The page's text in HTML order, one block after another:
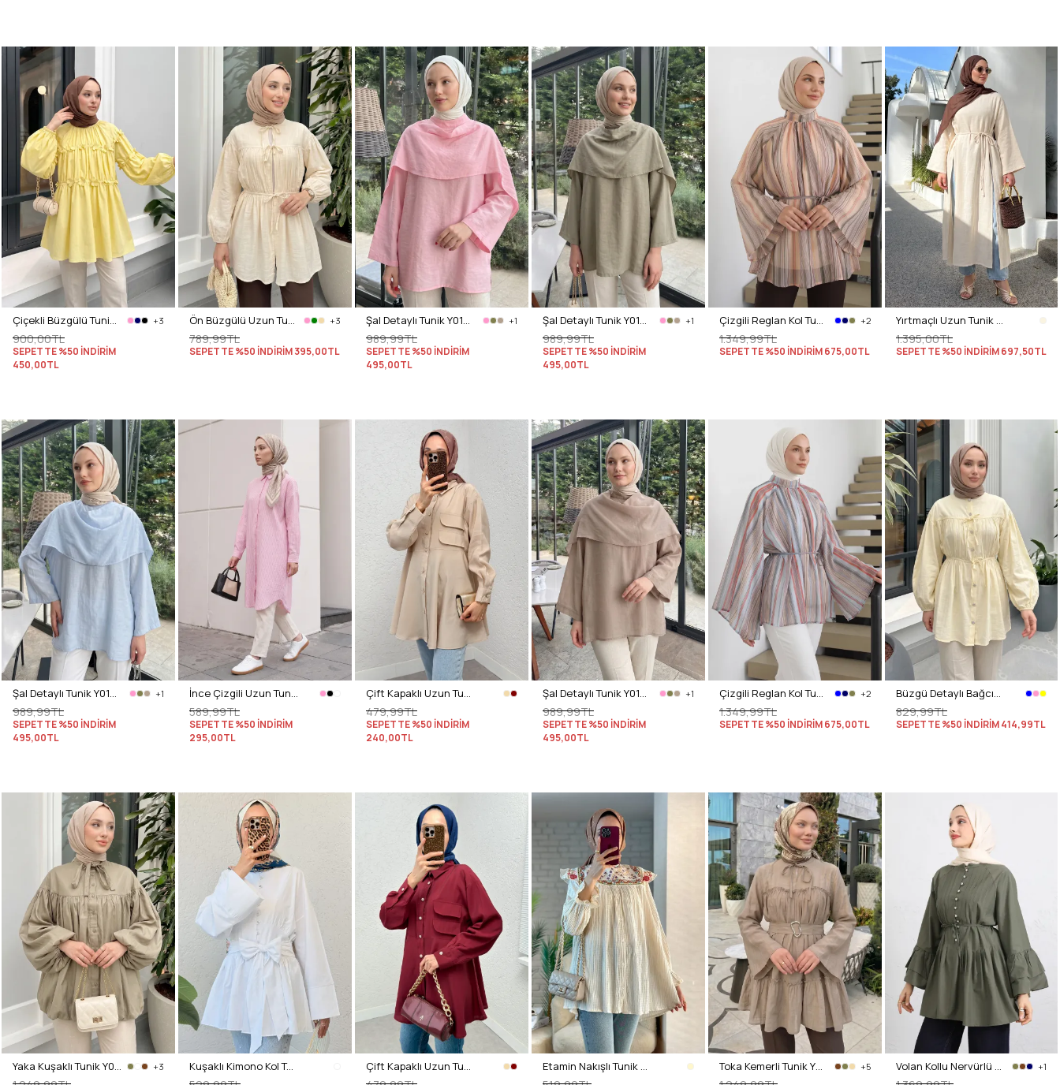
Çiçekli Büzgülü Tunik 5501 - SARI +3
900,00TL
SEPETTE %50 İNDİRİM
450,00TL
Ön Büzgülü Uzun Tunik 262338 - BEJ +3
789,99TL
SEPETTE %50 İNDİRİM395,00TL
Şal Detaylı Tunik Y0151 - AÇIK PEMBE +1
989,99TL
SEPETTE %50 İNDİRİM
495,00TL
Şal Detaylı Tunik Y0151 - AÇIK HAKİ +1
989,99TL
SEPETTE %50 İNDİRİM
495,00TL
Çizgili Reglan Kol Tunik 260203 - HAKİ +2
1.349,99TL
SEPETTE %50 İNDİRİM675,00TL
Yırtmaçlı Uzun Tunik Y0162 - EKRU
1.395,00TL
SEPETTE %50 İNDİRİM697,50TL
Şal Detaylı Tunik Y0151 - BEBE MAVİSİ +1
989,99TL
SEPETTE %50 İNDİRİM
495,00TL
İnce Çizgili Uzun Tunik 3131 - AÇIK PEMBE
589,99TL
SEPETTE %50 İNDİRİM
295,00TL
Çift Kapaklı Uzun Tunik 2277 - BEJ
479,99TL
SEPETTE %50 İNDİRİM
240,00TL
Şal Detaylı Tunik Y0151 - VİZON +1
989,99TL
SEPETTE %50 İNDİRİM
495,00TL
Çizgili Reglan Kol Tunik 260203 - MAVİ +2
1.349,99TL
SEPETTE %50 İNDİRİM675,00TL
Büzgü Detaylı Bağcıklı Tunik 2366 - SARI
829,99TL
SEPETTE %50 İNDİRİM414,99TL
Yaka Kuşaklı Tunik Y0088 - HAKİ +3 Kuşaklı Kimono Kol Tunik 2343 - BEYAZ Çift Kapaklı Uzun Tunik 2277 - BORDO Etamin Nakışlı Tunik 2099 - KREM Toka Kemerli Tunik Y0135 - BEJ +5 Volan Kollu Nervürlü Tunik Y0104 - HAKİ +1